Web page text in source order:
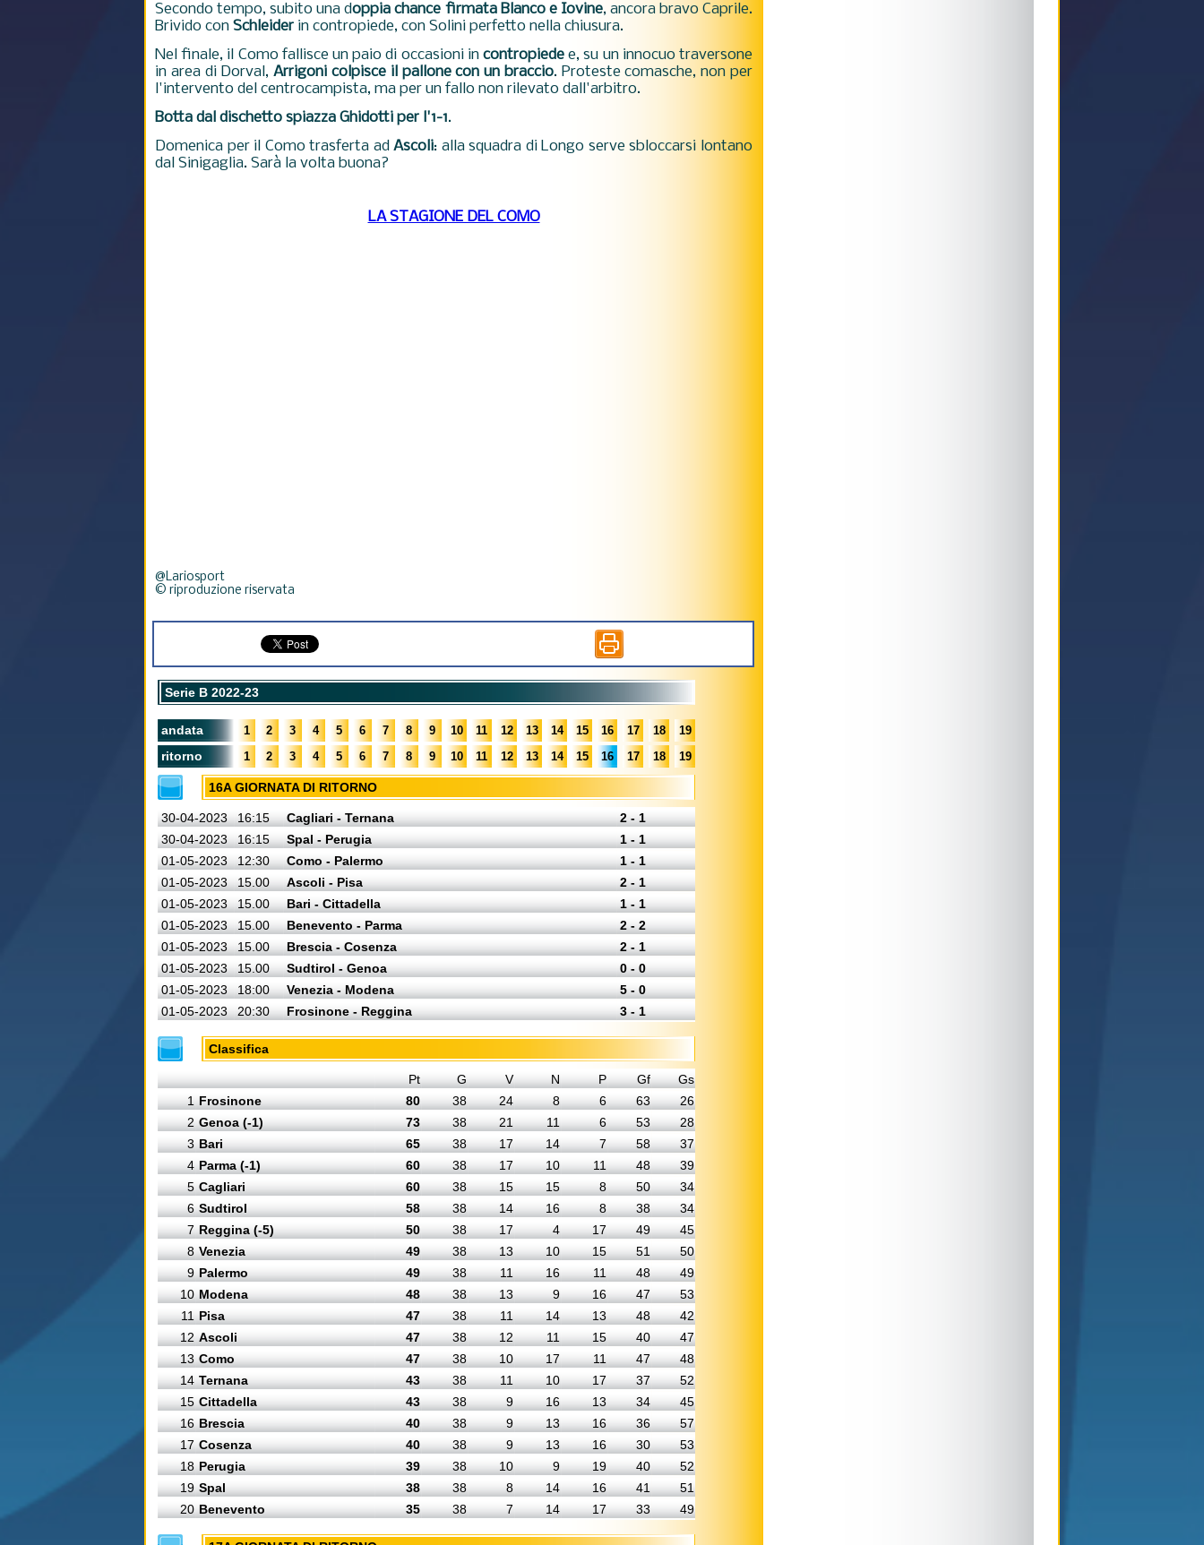
Secondo tempo, subito una doppia chance firmata Blanco e Iovine, ancora bravo Caprile.
Brivido con Schleider in contropiede, con Solini perfetto nella chiusura.
Nel finale, il Como fallisce un paio di occasioni in contropiede e, su un innocuo traversone
in area di Dorval,Arrigoni colpisce il pallone con un braccio. Proteste comasche, non per
l'intervento del centrocampista, ma per un fallo non rilevato dall'arbitro.
Botta dal dischetto spiazza Ghidotti per l'1-1.
Domenica per il Como trasferta adAscoli: alla squadra di Longo serve sbloccarsi lontano
dal Sinigaglia. Sarà la volta buona?
LA STAGIONE DEL COMO
@Lariosport
© riproduzione riservata
Serie B 2022-23
andata 1 2 3 4 5 6 7 8 9 10 11 12 13 14 15 16 17 18 19
ritorno 1 2 3 4 5 6 7 8 9 10 11 12 13 14 15 16 17 18 19
16A GIORNATA DI RITORNO
30-04-2023 16:15 Cagliari - Ternana
2 - 1
30-04-2023
16:15 Spal - Perugia
1 - 1
01-05-2023
12:30 Como - Palermo
1 - 1
01-05-2023
15.00 Ascoli - Pisa
2 - 1
01-05-2023
15.00 Bari - Cittadella
1 - 1
01-05-2023
15.00 Benevento - Parma
2 - 2
01-05-2023
15.00 Brescia - Cosenza
2 - 1
01-05-2023
15.00 Sudtirol - Genoa
0 - 0
01-05-2023
18:00 Venezia - Modena
5 - 0
01-05-2023
20:30 Frosinone - Reggina 3 - 1
Classifica
Pt G V N P Gf
Gs
1 Frosinone 80 38 24 8 6 63
26
2 Genoa (-1) 73 38 21 11 6 53
28
3 Bari 65 38 17 14 7 58
37
4 Parma (-1) 60 38 17 10 11 48
39
5 Cagliari 60 38 15 15 8 50
34
6 Sudtirol 58 38 14 16 8 38
34
7 Reggina (-5) 50 38 17 4 17 49
45
8 Venezia 49 38 13 10 15 51
50
9 Palermo 49 38 11 16 11 48
49
10 Modena 48 38 13 9 16 47
53
11 Pisa 47 38 11 14 13 48
42
12 Ascoli 47 38 12 11 15 40
47
13 Como 47 38 10 17 11 47
48
14 Ternana 43 38 11 10 17 37
52
15 Cittadella 43 38 9 16 13 34
45
16 Brescia 40 38 9 13 16 36
57
17 Cosenza 40 38 9 13 16 30
53
18 Perugia 39 38 10 9 19 40
52
19 Spal 38 38 8 14 16 41
51
20 Benevento 35 38 7 14 17 33 49